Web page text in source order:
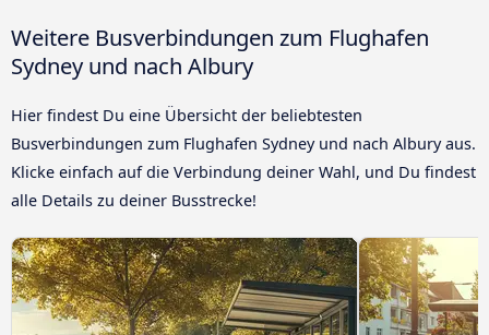
Weitere Busverbindungen zum Flughafen
Sydney und nach Albury
Hier findest Du eine Übersicht der beliebtesten
Busverbindungen zum Flughafen Sydney und nach Albury aus.
Klicke einfach auf die Verbindung deiner Wahl, und Du findest
alle Details zu deiner Busstrecke!